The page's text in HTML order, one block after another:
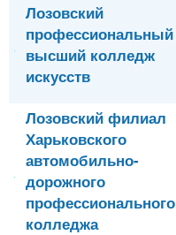
Лозовский
профессиональный
высший колледж
искусств
Лозовский филиал
Харьковского
автомобильно-
дорожного
профессионального
колледжа